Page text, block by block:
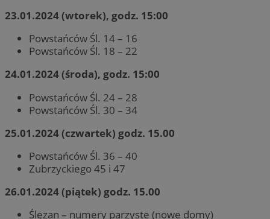
23.01.2024 (wtorek), godz. 15:00
Powstańców Śl. 14 – 16
Powstańców Śl. 18 – 22
24.01.2024 (środa), godz. 15:00
Powstańców Śl. 24 – 28
Powstańców Śl. 30 – 34
25.01.2024 (czwartek) godz. 15.00
Powstańców Śl. 36 – 40
Zubrzyckiego 45 i 47
26.01.2024 (piątek) godz. 15.00
Ślęzan – numery parzyste (nowe domy)